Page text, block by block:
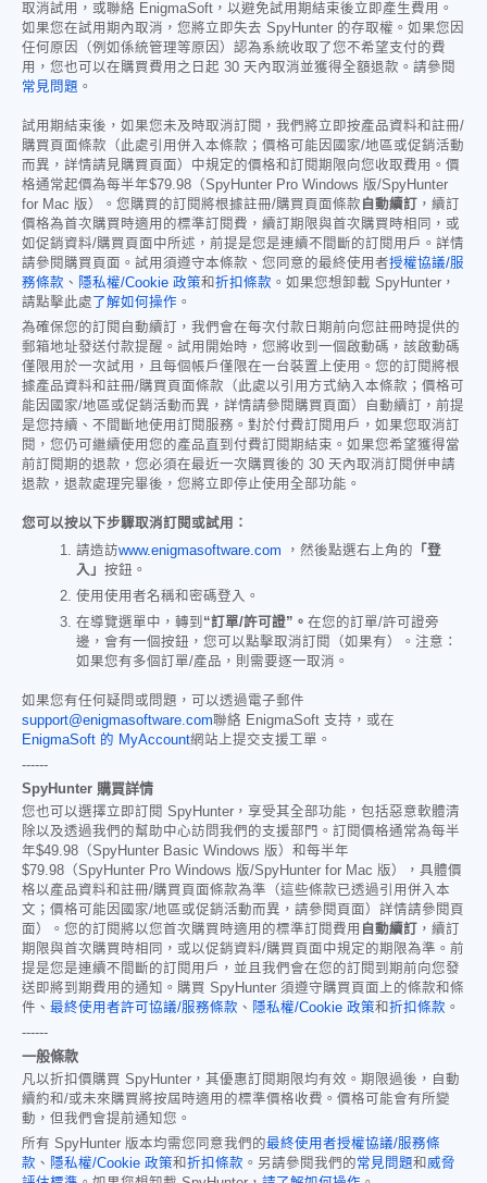
取消試用，或聯絡 EnigmaSoft，以避免試用期結束後立即產生費用。
如果您在試用期內取消，您將立即失去 SpyHunter 的存取權。如果您因
任何原因（例如係統管理等原因）認為系統收取了您不希望支付的費
用，您也可以在購買費用之日起 30 天內取消並獲得全額退款。請參閱
常見問題 。
試用期結束後，如果您未及時取消訂閱，我們將立即按產品資料和註冊/
購買頁面條款（此處引用併入本條款；價格可能因國家/地區或促銷活動
而異，詳情請見購買頁面）中規定的價格和訂閱期限向您收取費用。價
格通常起價為每半年$79.98 （SpyHunter Pro Windows 版/SpyHunter
for Mac 版）。您購買的訂閱將根據註冊/購買頁面條款 自動續訂
，續訂
價格為首次購買時適用的標準訂閱費，續訂期限與首次購買時相同，或
如促銷資料/購買頁面中所述，前提是您是連續不間斷的訂閱用戶。詳情
請參閱購買頁面。試用須遵守本條款、您同意的最終使用者授權協議/服
務條款 、 隱私權/Cookie 政策和折扣條款 。如果您想卸載 SpyHunter，
請點擊此處 了解如何操作 。
為確保您的訂閱自動續訂，我們會在每次付款日期前向您註冊時提供的
郵箱地址發送付款提醒。試用開始時，您將收到一個啟動碼，該啟動碼
僅限用於一次試用，且每個帳戶僅限在一台裝置上使用。您的訂閱將根
據產品資料和註冊/購買頁面條款（此處以引用方式納入本條款；價格可
能因國家/地區或促銷活動而異，詳情請參閱購買頁面）自動續訂，前提
是您持續、不間斷地使用訂閱服務。對於付費訂閱用戶，如果您取消訂
閱，您仍可繼續使用您的產品直到付費訂閱期結束。如果您希望獲得當
前訂閱期的退款，您必須在最近一次購買後的 30 天內取消訂閱併申請
退款，退款處理完畢後，您將立即停止使用全部功能。
您可以按以下步驟取消訂閱或試用：
請造訪www.enigmasoftware.com ，然後點選右上角的 「登
入」 按鈕。
使用使用者名稱和密碼登入。
在導覽選單中，轉到 “訂單/許可證”。 在您的訂單/許可證旁
邊，會有一個按鈕，您可以點擊取消訂閱（如果有）。注意：
如果您有多個訂單/產品，則需要逐一取消。
如果您有任何疑問或問題，可以透過電子郵件
support@enigmasoftware.com聯絡 EnigmaSoft 支持，或在
EnigmaSoft 的 MyAccount網站上提交支援工單。
------
SpyHunter 購買詳情
您也可以選擇立即訂閱 SpyHunter，享受其全部功能，包括惡意軟體清
除以及透過我們的幫助中心訪問我們的支援部門。訂閱價格通常為每半
年$49.98 （SpyHunter Basic Windows 版）和每半年
$79.98 （SpyHunter Pro Windows 版/SpyHunter for Mac 版），具體價
格以產品資料和註冊/購買頁面條款為準（這些條款已透過引用併入本
文；價格可能因國家/地區或促銷活動而異，請參閱頁面）詳情請參閱頁
面）。您的訂閱將以您首次購買時適用的標準訂閱費用 自動續訂
，續訂
期限與首次購買時相同，或以促銷資料/購買頁面中規定的期限為準。前
提是您是連續不間斷的訂閱用戶，並且我們會在您的訂閱到期前向您發
送即將到期費用的通知。購買 SpyHunter 須遵守購買頁面上的條款和條
件、 最終使用者許可協議/服務條款 、 隱私權/Cookie 政策和折扣條款 。
------
一般條款
凡以折扣價購買 SpyHunter，其優惠訂閱期限均有效。期限過後，自動
續約和/或未來購買將按屆時適用的標準價格收費。價格可能會有所變
動，但我們會提前通知您。
所有 SpyHunter 版本均需您同意我們的最終使用者授權協議/服務條
款 、 隱私權/Cookie 政策和折扣條款 。另請參閱我們的常見問題和威脅